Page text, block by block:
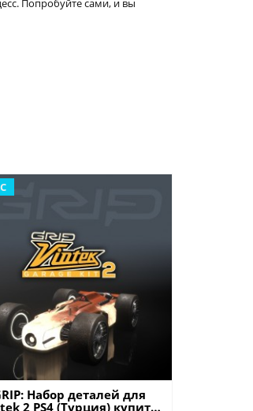
Попробуйте сами, и вы
Набор деталей для
2 PS4 (Турция) купить